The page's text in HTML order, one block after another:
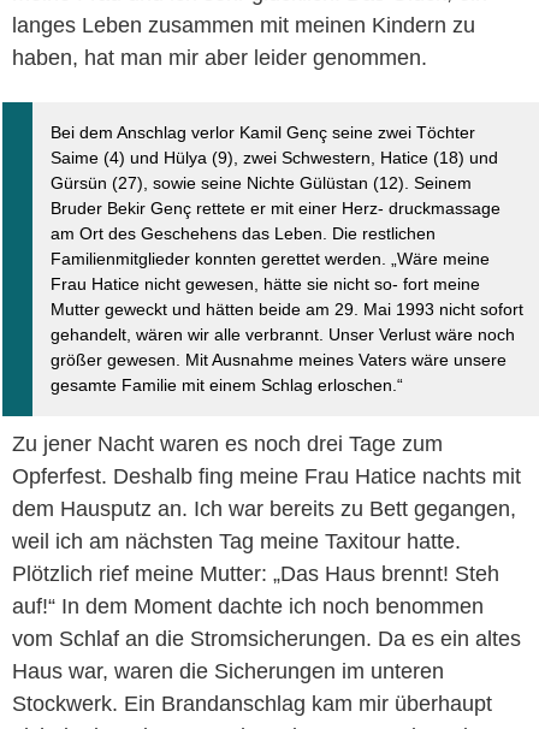
langes Leben zusammen mit meinen Kindern zu
haben, hat man mir aber leider genommen.
Bei dem Anschlag verlor Kamil Genç seine zwei Töchter
Saime (4) und Hülya (9), zwei Schwestern, Hatice (18) und
Gürsün (27), sowie seine Nichte Gülüstan (12). Seinem
Bruder Bekir Genç rettete er mit einer Herz- druckmassage
am Ort des Geschehens das Leben. Die restlichen
Familienmitglieder konnten gerettet werden. „Wäre meine
Frau Hatice nicht gewesen, hätte sie nicht so- fort meine
Mutter geweckt und hätten beide am 29. Mai 1993 nicht sofort
gehandelt, wären wir alle verbrannt. Unser Verlust wäre noch
größer gewesen. Mit Ausnahme meines Vaters wäre unsere
gesamte Familie mit einem Schlag erloschen.“
Zu jener Nacht waren es noch drei Tage zum
Opferfest. Deshalb fing meine Frau Hatice nachts mit
dem Hausputz an. Ich war bereits zu Bett gegangen,
weil ich am nächsten Tag meine Taxitour hatte.
Plötzlich rief meine Mutter: „Das Haus brennt! Steh
auf!“ In dem Moment dachte ich noch benommen
vom Schlaf an die Stromsicherungen. Da es ein altes
Haus war, waren die Sicherungen im unteren
Stockwerk. Ein Brandanschlag kam mir überhaupt